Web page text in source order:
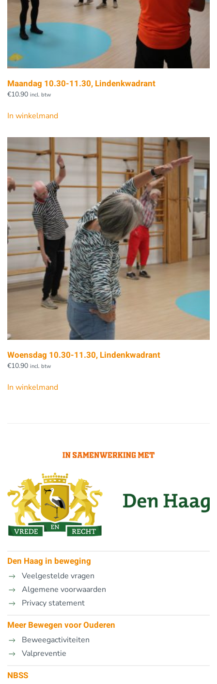
Maandag 10.30-11.30, Lindenkwadrant
€10.90 incl. btw
In winkelmand
Woensdag 10.30-11.30, Lindenkwadrant
€10.90 incl. btw
In winkelmand
Den Haag in beweging
Veelgestelde vragen
Algemene voorwaarden
Privacy statement
Meer Bewegen voor Ouderen
Beweegactiviteiten
Valpreventie
NBSS